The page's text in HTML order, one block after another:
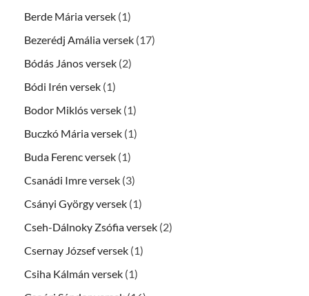
Berde Mária versek (1)
Bezerédj Amália versek (17)
Bódás János versek (2)
Bódi Irén versek (1)
Bodor Miklós versek (1)
Buczkó Mária versek (1)
Buda Ferenc versek (1)
Csanádi Imre versek (3)
Csányi György versek (1)
Cseh-Dálnoky Zsófia versek (2)
Csernay József versek (1)
Csiha Kálmán versek (1)